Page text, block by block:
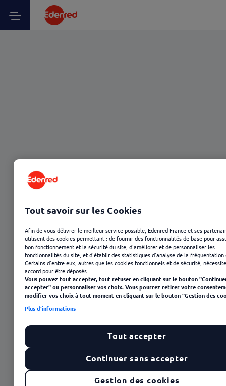
23 janvier 2025
Tout savoir sur les Cookies
Afin de vous délivrer le meilleur service possible, Edenred France et ses
utilisent des cookies permettant : de fournir des fonctionnalités de base pour
bon fonctionnement et la sécurité du site, d'améliorer et de personnaliser les
fonctionnalités du site, et d'établir des statistiques d'analyse de la fréquentation
Certains d'entre eux, autres que les cookies fonctionnels et de sécurité,
accord pour être déposés.
Vous pouvez tout accepter, tout refuser en cliquant sur le bouton
accepter" ou personnaliser vos choix. Vous pourrez retirer votre
modifier vos choix à tout moment en cliquant sur le bouton "Gestion des
Plus d'informations
Gestion des cookies
Continuer sans accepter
Tout accepter